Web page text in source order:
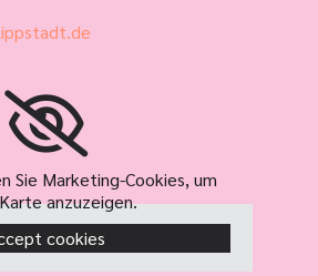
Sie Marketing-Cookies, um
anzuzeigen.
cookies